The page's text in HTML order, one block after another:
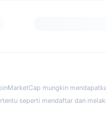
mungkin
seperti mendaftar dan